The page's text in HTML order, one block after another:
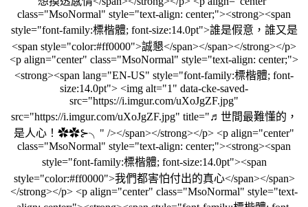
class="MsoNormal" style="text-align: center;"><strong><span
style="font-family:標楷體; font-size:14.0pt">誰是假意，誰又是
<span style="color:#ff0000">誠懇</span></span></strong></p>
<p align="center" class="MsoNormal" style="text-align: center;">
<strong><span lang="EN-US" style="font-family:標楷體; font-
size:14.0pt"> <img alt="1" data-cke-saved-
src="https://i.imgur.com/uXoJgZF.jpg"
src="https://i.imgur.com/uXoJgZF.jpg" title="♬世間最難懂的，
是人心！✿✿⊱╮" /></span></strong></p> <p align="center"
class="MsoNormal" style="text-align: center;"><strong><span
style="font-family:標楷體; font-size:14.0pt"><span
style="color:#ff0000">我們都害怕付出的真心</span></span>
</strong></p> <p align="center" class="MsoNormal" style="text-